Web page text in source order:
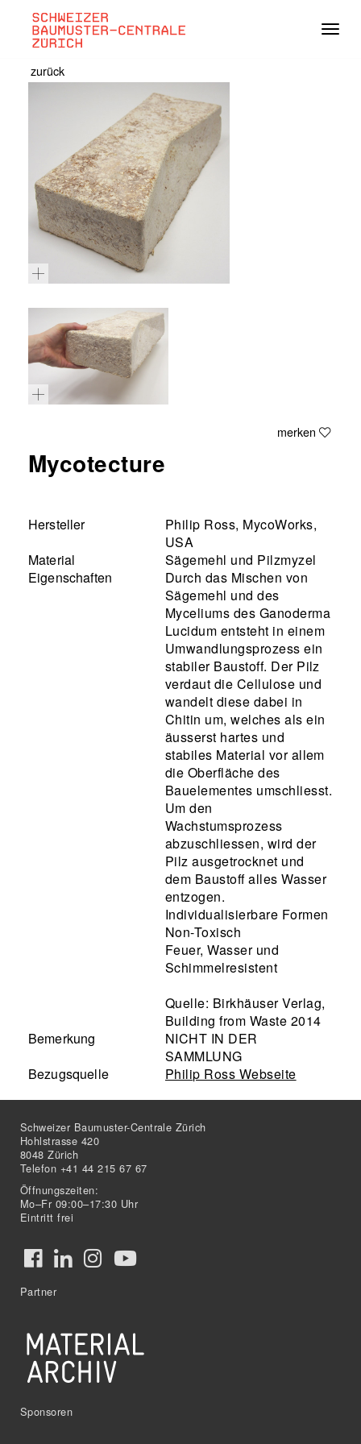
zurück
merken
Mycotecture
Hersteller
Philip Ross, MycoWorks,
USA
Material
Sägemehl und Pilzmyzel
Eigenschaften
Durch das Mischen von
Sägemehl und des
Myceliums des Ganoderma
Lucidum entsteht in einem
Umwandlungsprozess ein
stabiler Baustoff. Der Pilz
verdaut die Cellulose und
wandelt diese dabei in
Chitin um, welches als ein
äusserst hartes und
stabiles Material vor allem
die Oberfläche des
Bauelementes umschliesst.
Um den
Wachstumsprozess
abzuschliessen, wird der
Pilz ausgetrocknet und
dem Baustoff alles Wasser
entzogen.
Individualisierbare Formen
Non-Toxisch
Feuer, Wasser und
Schimmelresistent
Quelle: Birkhäuser Verlag,
Building from Waste 2014
Bemerkung
NICHT IN DER
SAMMLUNG
Bezugsquelle
Philip Ross Webseite
Schweizer Baumuster-Centrale Zürich
Hohlstrasse 420
8048 Zürich
Telefon +41 44 215 67 67
Öffnungszeiten:
Mo–Fr 09:00–17:30 Uhr
Eintritt frei
Partner
Sponsoren